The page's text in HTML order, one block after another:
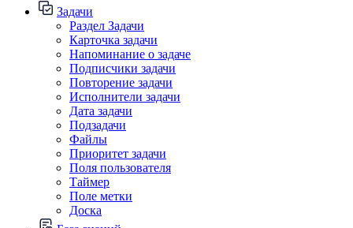
Задачи
Раздел Задачи
Карточка задачи
Напоминание о задаче
Подписчики задачи
Повторение задачи
Исполнители задачи
Дата задачи
Подзадачи
Файлы
Приоритет задачи
Поля пользователя
Таймер
Поле метки
Доска